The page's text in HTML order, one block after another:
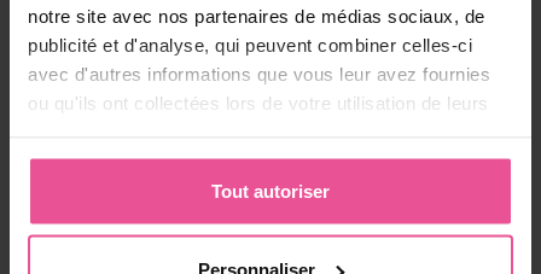
notre site avec nos partenaires de médias sociaux, de
publicité et d'analyse, qui peuvent combiner celles-ci
avec d'autres informations que vous leur avez fournies
ou qu'ils ont collectées lors de votre utilisation de leurs
Tout autoriser
Personnaliser
Blanc
Soutien-gorge - avec encolure inférieure, bretelles réglables,